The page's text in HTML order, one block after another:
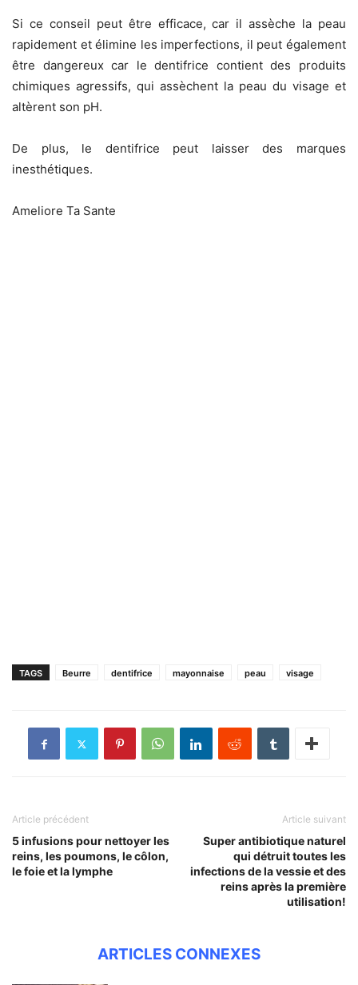
Si ce conseil peut être efficace, car il assèche la peau
rapidement et élimine les imperfections, il peut également
être dangereux car le dentifrice contient des produits
chimiques agressifs, qui assèchent la peau du visage et
altèrent son pH.
De plus, le dentifrice peut laisser des marques
inesthétiques.
Ameliore Ta Sante
TAGS Beurre dentifrice mayonnaise peau visage
Article précédent
5 infusions pour nettoyer les
reins, les poumons, le côlon,
le foie et la lymphe
Article suivant
Super antibiotique naturel
qui détruit toutes les
infections de la vessie et des
reins après la première
utilisation!
ARTICLES CONNEXES